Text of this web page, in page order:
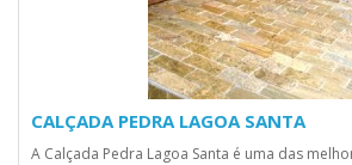
CALÇADA PEDRA LAGOA SANTA
A Calçada Pedra Lagoa Santa é uma das